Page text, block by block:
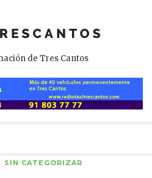
de Tres Cantos
SIN CATEGORIZAR